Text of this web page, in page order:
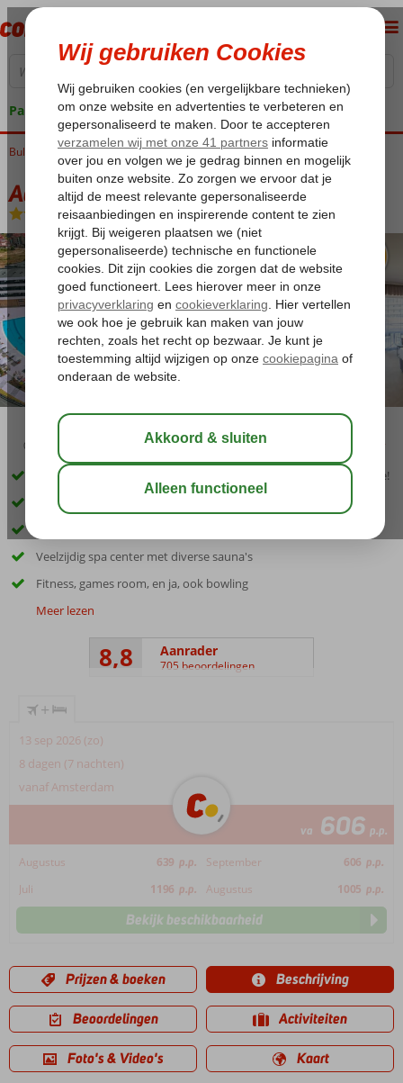
Pakketgarantie
Home
Bulgarije Zwarte Zee Nessebar Aqua Paradise Resort
Aqua Paradise Resort
All Inclusive- Hotel
03:00 aug 29°C
Gratis onbeperkt toegang tot het grootste aquapark van Bulgarije!
Op korte afstand van het strand en historisch Nessebar
Veelzijdig spa center met diverse sauna's
Fitness, games room, en ja, ook bowling
Meer lezen
8,8 Aanrader
705 beoordelingen
+
13 sep 2026 (zo)
8 dagen (7 nachten)
vanaf Amsterdam
va 606 p.p.
Augustus 639 p.p. September 606 p.p.
Juli
1196 p.p. Augustus 1005 p.p.
Bekijk beschikbaarheid
Prijzen & boeken Beschrijving
Beoordelingen Activiteiten
Foto's & Video's Kaart